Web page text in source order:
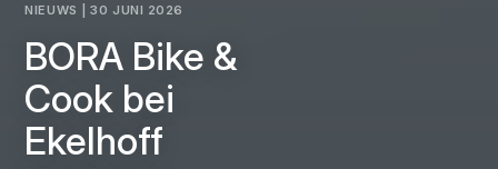
NIEUWS | 30 JUNI 2026
BORA Bike &
Cook bei
Ekelhoff